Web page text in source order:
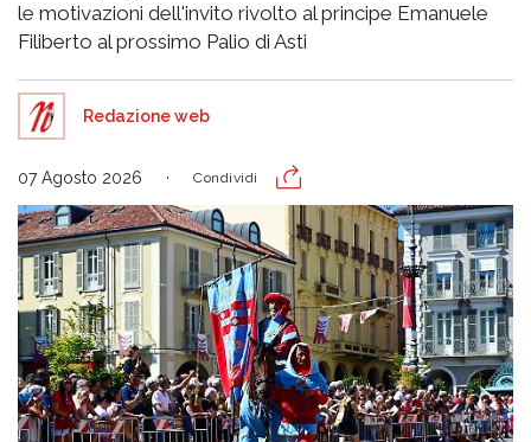
le motivazioni dell'invito rivolto al principe Emanuele
Filiberto al prossimo Palio di Asti
Redazione web
07 Agosto 2026 Condividi